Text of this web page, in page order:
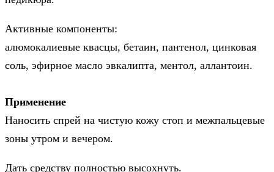
Активные компоненты:
алюмокалиевые квасцы, бетаин, пантенол, цинковая
соль, эфирное масло эвкалипта, ментол, аллантоин.
Применение
Наносить спрей на чистую кожу стоп и межпальцевые
зоны утром и вечером.
Дать средству полностью высохнуть.